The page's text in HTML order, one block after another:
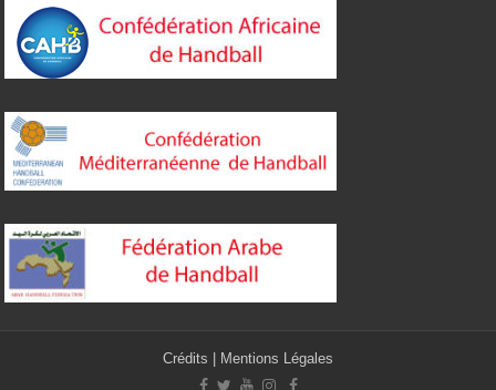
Crédits Mentions Légales